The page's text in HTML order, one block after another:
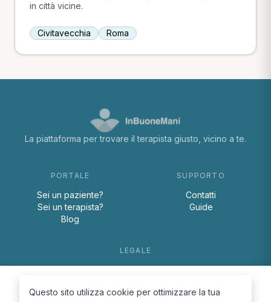
in città vicine.
Civitavecchia Roma
La piattaforma per trovare il terapista giusto, vicino a te.
PORTALE
Sei un paziente?
Sei un terapista?
Blog
SUPPORTO
Contatti
Guide
LEGALE
Cookie Policy
Questo sito utilizza cookie per ottimizzare la tua